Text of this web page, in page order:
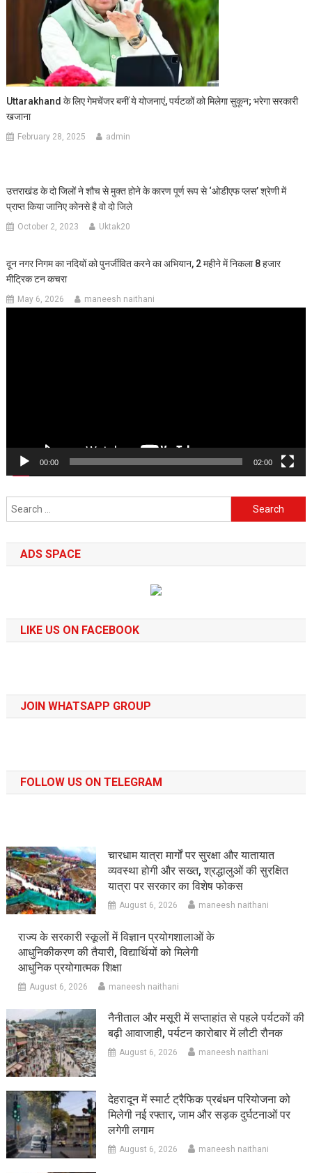
Uttarakhand के लिए गेमचेंजर बनीं ये योजनाएं, पर्यटकों को मिलेगा सुकून; भरेगा सरकारी
खजाना
February 28, 2025 admin
उत्तराखंड के दो जिलों ने शौच से मुक्त होने के कारण पूर्ण रूप से ‘ओडीएफ प्लस’ श्रेणी में
प्राप्त किया जानिए कोनसे है वो दो जिले
October 2, 2023 Uktak20
दून नगर निगम का नदियों को पुनर्जीवित करने का अभियान, 2 महीने में निकला 8 हजार
मीट्रिक टन कचरा
May 6, 2026 maneesh naithani
00:00 02:00
Search
for:
ADS SPACE
LIKE US ON FACEBOOK
JOIN WHATSAPP GROUP
FOLLOW US ON TELEGRAM
चारधाम यात्रा मार्गों पर सुरक्षा और यातायात
व्यवस्था होगी और सख्त, श्रद्धालुओं की सुरक्षित
यात्रा पर सरकार का विशेष फोकस
August 6, 2026 maneesh naithani
राज्य के सरकारी स्कूलों में विज्ञान प्रयोगशालाओं के
आधुनिकीकरण की तैयारी, विद्यार्थियों को मिलेगी
आधुनिक प्रयोगात्मक शिक्षा
August 6, 2026 maneesh naithani
नैनीताल और मसूरी में सप्ताहांत से पहले पर्यटकों की
बढ़ी आवाजाही, पर्यटन कारोबार में लौटी रौनक
August 6, 2026 maneesh naithani
देहरादून में स्मार्ट ट्रैफिक प्रबंधन परियोजना को
मिलेगी नई रफ्तार, जाम और सड़क दुर्घटनाओं पर
लगेगी लगाम
August 6, 2026 maneesh naithani